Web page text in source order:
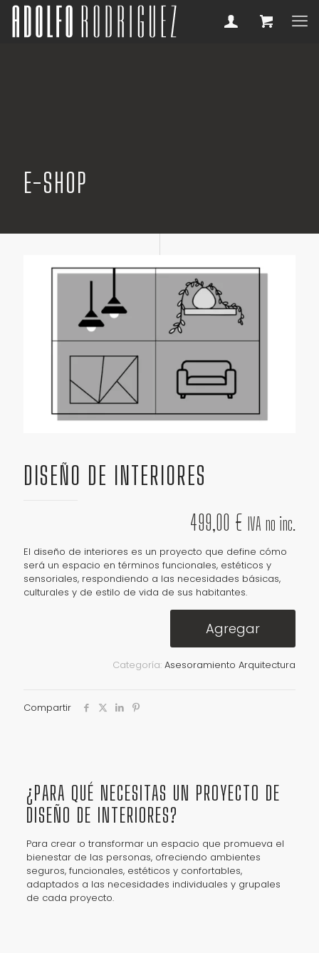
E-SHOP
DISEÑO DE INTERIORES
499,00 € IVA no inc.
El diseño de interiores es un proyecto que define cómo
será un espacio en términos funcionales, estéticos y
sensoriales, respondiendo a las necesidades básicas,
culturales y de estilo de vida de sus habitantes.
Agregar
Categoría: Asesoramiento Arquitectura
Compartir
¿PARA QUÉ NECESITAS UN PROYECTO DE
DISEÑO DE INTERIORES?
Para crear o transformar un espacio que promueva el
bienestar de las personas, ofreciendo ambientes
seguros, funcionales, estéticos y confortables,
adaptados a las necesidades individuales y grupales
de cada proyecto.